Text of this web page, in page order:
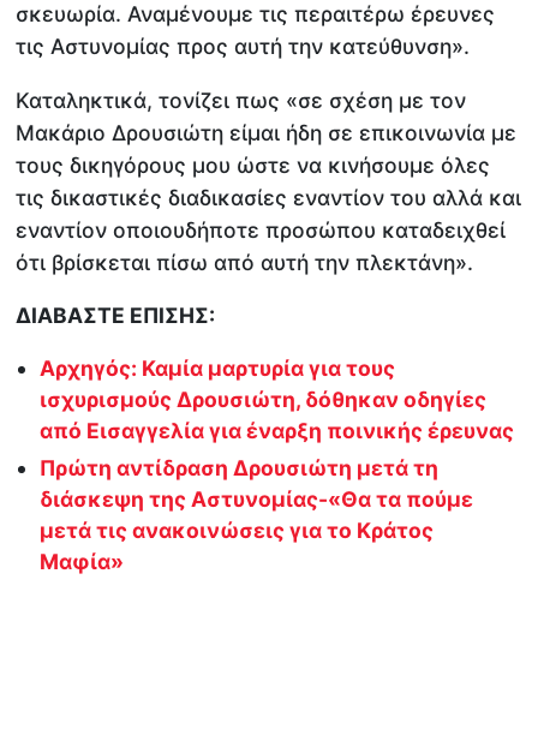
σκευωρία. Αναμένουμε τις περαιτέρω έρευνες
τις Αστυνομίας προς αυτή την κατεύθυνση».
Καταληκτικά, τονίζει πως «σε σχέση με τον
Μακάριο Δρουσιώτη είμαι ήδη σε επικοινωνία με
τους δικηγόρους μου ώστε να κινήσουμε όλες
τις δικαστικές διαδικασίες εναντίον του αλλά και
εναντίον οποιουδήποτε προσώπου καταδειχθεί
ότι βρίσκεται πίσω από αυτή την πλεκτάνη».
ΔΙΑΒΑΣΤΕ ΕΠΙΣΗΣ:
Αρχηγός: Καμία μαρτυρία για τους
ισχυρισμούς Δρουσιώτη, δόθηκαν οδηγίες
από Εισαγγελία για έναρξη ποινικής έρευνας
Πρώτη αντίδραση Δρουσιώτη μετά τη
διάσκεψη της Αστυνομίας-«Θα τα πούμε
μετά τις ανακοινώσεις για το Κράτος
Μαφία»